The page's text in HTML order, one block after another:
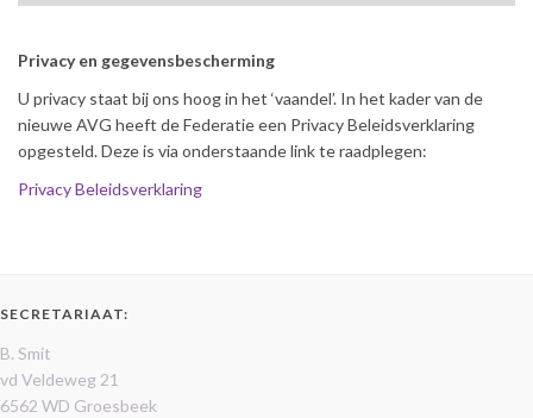
Privacy en gegevensbescherming
U privacy staat bij ons hoog in het ‘vaandel’. In het kader van de
nieuwe AVG heeft de Federatie een Privacy Beleidsverklaring
opgesteld. Deze is via onderstaande link te raadplegen:
Privacy Beleidsverklaring
SECRETARIAAT:
B. Smit
vd Veldeweg 21
6562 WD Groesbeek